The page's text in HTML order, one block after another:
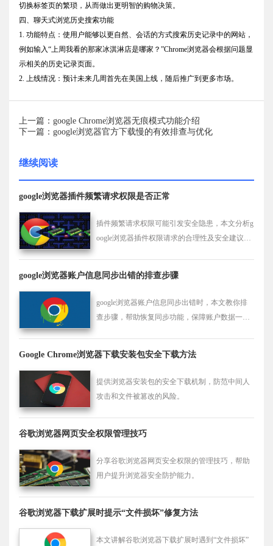
切换标签页的繁琐，从而做出更明智的购物决策。
四、聊天式浏览历史搜索功能
1. 功能特点：使用户能够以更自然、会话的方式搜索历史记录中的网站，
例如输入“上周我看的那家冰淇淋店是哪家？”Chrome浏览器会根据问题显
示相关的历史记录页面。
2. 上线情况：预计未来几周首先在美国上线，随后推广到更多市场。
上一篇：google Chrome浏览器无痕模式功能介绍
下一篇：google浏览器官方下载慢的有效排查与优化
继续阅读
google浏览器插件频繁请求权限是否正常
插件频繁请求权限可能引发安全隐患，本文分析g
oogle浏览器插件权限请求的合理性及安全建议，
google浏览器账户信息同步出错的排查步骤
google浏览器账户信息同步出错时，本文教你排
查步骤，帮助恢复同步功能，保障账户数据一致
Google Chrome浏览器下载安装包安全下载方法
提供浏览器安装包的安全下载机制，防范中间人
攻击和文件被篡改的风险。
谷歌浏览器网页安全权限管理技巧
分享谷歌浏览器网页安全权限的管理技巧，帮助
用户提升浏览器安全防护能力。
谷歌浏览器下载扩展时提示“文件损坏”修复方法
本文讲解谷歌浏览器下载扩展时遇到“文件损坏”